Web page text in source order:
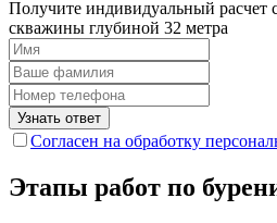
Получите индивидуальный расчет
скважины глубиной 32 метра
Узнать ответ
Согласен на обработку
Этапы работ по